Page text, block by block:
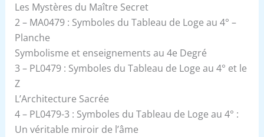
Les Mystères du Maître Secret
2 – MA0479 : Symboles du Tableau de Loge au 4° –
Planche
Symbolisme et enseignements au 4e Degré
3 – PL0479 : Symboles du Tableau de Loge au 4° et le
Z
L’Architecture Sacrée
4 – PL0479-3 : Symboles du Tableau de Loge au 4° :
Un véritable miroir de l’âme